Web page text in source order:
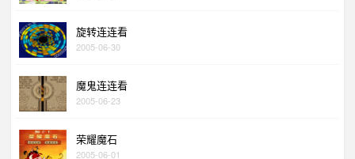
旋转连连看
2005-06-30
魔鬼连连看
2005-06-23
荣耀魔石
2005-06-01